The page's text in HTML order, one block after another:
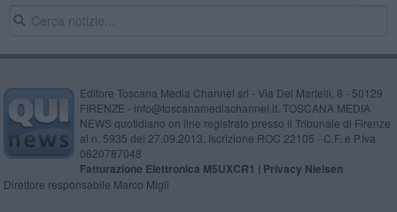
Editore Toscana Media Channel srl - Via Dei Martelli, 8 - 50129
FIRENZE - info@toscanamediachannel.it. TOSCANA MEDIA
NEWS quotidiano on line registrato presso il Tribunale di Firenze
al n. 5935 del 27.09.2013. Iscrizione ROC 22105 - C.F. e P.Iva
0620787048
Fatturazione Elettronica M5UXCR1 | Privacy Nielsen
Direttore responsabile Marco Migli